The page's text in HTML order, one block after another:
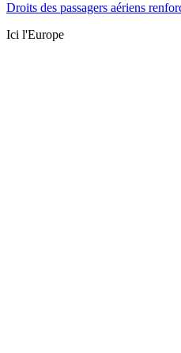
Droits des passagers aériens
Ici l'Europe